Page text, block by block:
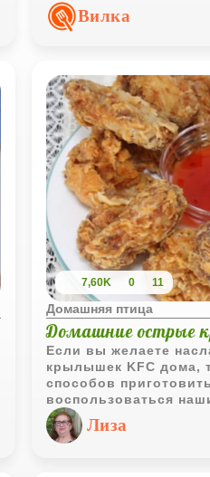
лёгкие пряные нотки,
мясо особенно
Вилка
7,60K 0 11
Домашняя птица
Домашние острые
Если вы желаете
крылышек KFC дома,
способов
воспользоваться
крылышки подайте с
гарнирами по вашему
Лиза